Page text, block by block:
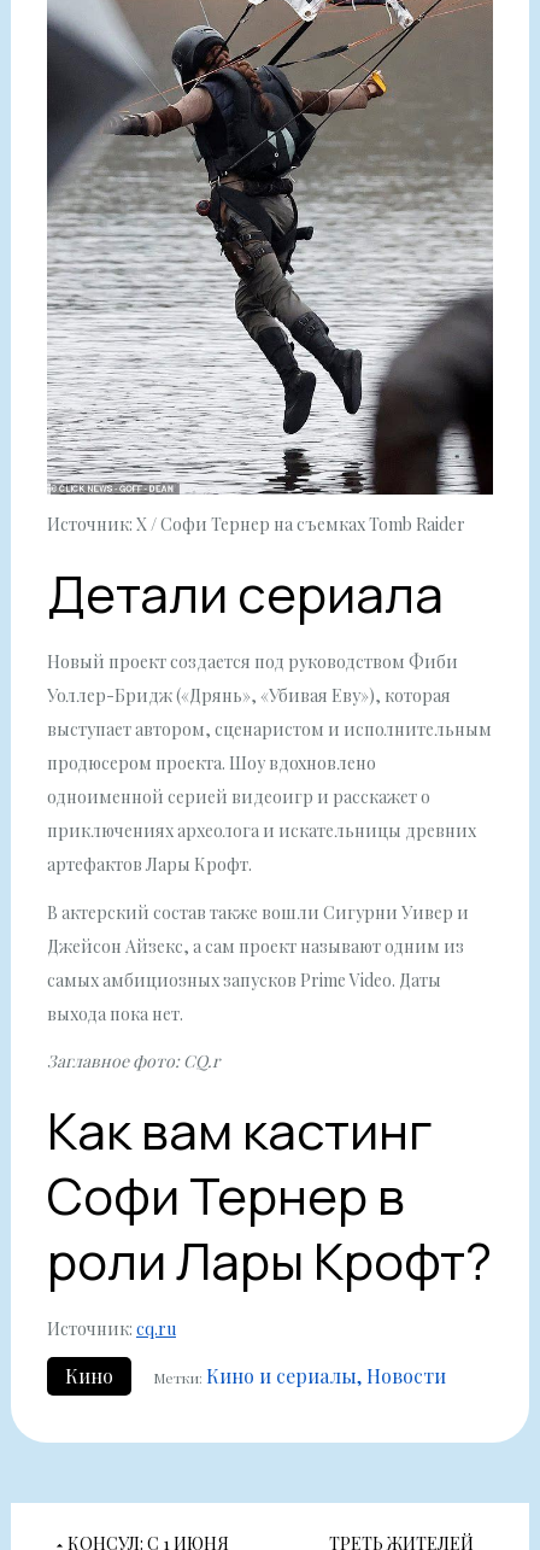
Источник: X / Софи Тернер на съемках Tomb Raider
Детали сериала
Новый проект создается под руководством Фиби
Уоллер-Бридж («Дрянь», «Убивая Еву»), которая
выступает автором, сценаристом и исполнительным
продюсером проекта. Шоу вдохновлено
одноименной серией видеоигр и расскажет о
приключениях археолога и искательницы древних
артефактов Лары Крофт.
В актерский состав также вошли Сигурни Уивер и
Джейсон Айзекс, а сам проект называют одним из
самых амбициозных запусков Prime Video. Даты
выхода пока нет.
Заглавное фото: CQ.r
Как вам кастинг
Софи Тернер в
роли Лары Крофт?
Источник: cq.ru
Кино Метки: Кино и сериалы Новости
Навигация
КОНСУЛ: С 1 ИЮНЯ ТРЕТЬ ЖИТЕЛЕЙ